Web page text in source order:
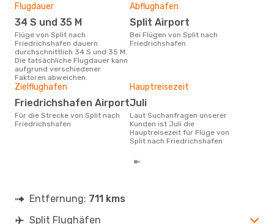
Flugdauer
34 S und 35 M
Flüge von Split nach
Friedrichshafen dauern
durchschnittlich 34 S und 35 M.
Die tatsächliche Flugdauer kann
aufgrund verschiedener
Faktoren abweichen.
Abflughafen
Split Airport
Bei Flügen von Split nach
Friedrichshafen
Zielflughafen
Friedrichshafen Airport
Für die Strecke von Split nach
Friedrichshafen
Hauptreisezeit
Juli
Laut Suchanfragen unserer
Kunden ist Juli die
Hauptreisezeit für Flüge von
Split nach Friedrichshafen
Entfernung: 711 kms
Split Flughäfen